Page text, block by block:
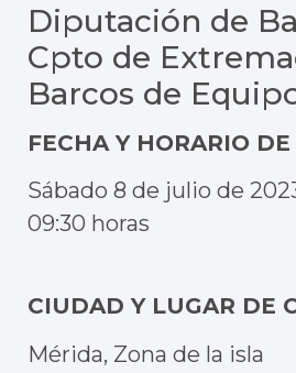
Diputación de
Cpto de
Barcos de
FECHA Y HORARIO
Sábado 8 de julio de
09:30 horas
CIUDAD Y LUGAR DE
Mérida, Zona de la isla